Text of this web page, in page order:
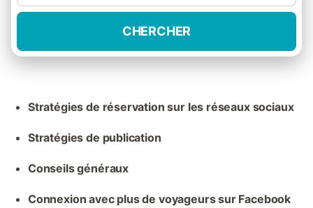
CHERCHER
Stratégies de réservation sur les réseaux sociaux
Stratégies de publication
Conseils généraux
Connexion avec plus de voyageurs sur Facebook